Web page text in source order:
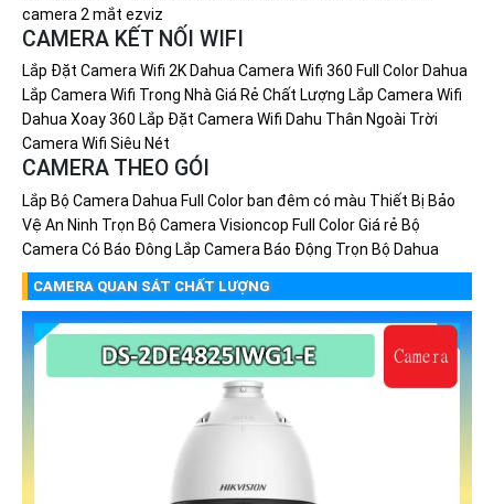
camera 2 mắt ezviz
CAMERA KẾT NỐI WIFI
Lắp Đặt Camera Wifi 2K Dahua Camera Wifi 360 Full Color Dahua
Lắp Camera Wifi Trong Nhà Giá Rẻ Chất Lượng Lắp Camera Wifi
Dahua Xoay 360 Lắp Đặt Camera Wifi Dahu Thân Ngoài Trời
Camera Wifi Siêu Nét
CAMERA THEO GÓI
Lắp Bộ Camera Dahua Full Color ban đêm có màu Thiết Bị Bảo
Vệ An Ninh Trọn Bộ Camera Visioncop Full Color Giá rẻ Bộ
Camera Có Báo Đông Lắp Camera Báo Động Trọn Bộ Dahua
CAMERA QUAN SÁT CHẤT LƯỢNG